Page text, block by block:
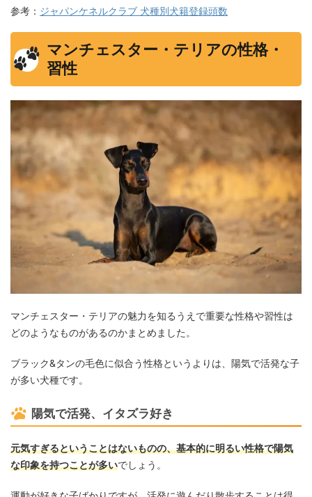
参考： ジャパンケネルクラブ 犬種別犬籍登録頭数
マンチェスター・テリアの性格・
習性
マンチェスター・テリアの魅力を知るうえで重要な性格や習性は
どのようなものがあるのかまとめました。
ブラック&タンの毛色に似合う性格というよりは、陽気で活発な子
が多い犬種です。
陽気で活発、イタズラ好き
元気すぎるということはないものの、基本的に明るい性格で陽気
な印象を持つことが多いでしょう。